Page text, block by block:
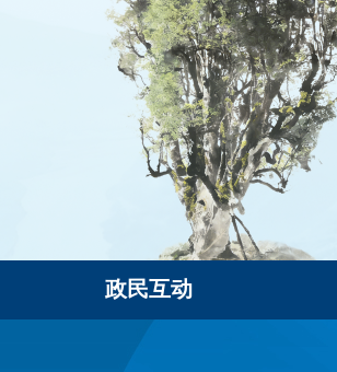
政民互动